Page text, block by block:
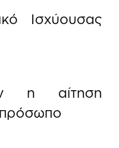
Ισχύουσας
η αίτηση
πρόσωπο